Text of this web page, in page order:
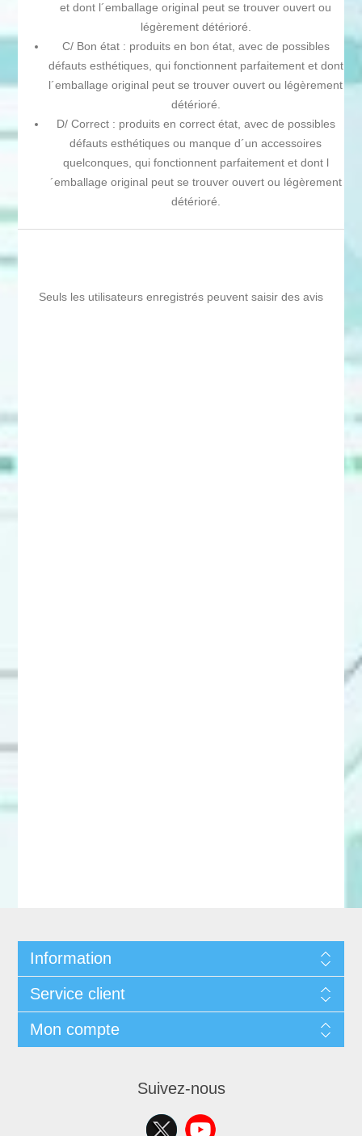
et dont l´emballage original peut se trouver ouvert ou
légèrement détérioré.
C/ Bon état : produits en bon état, avec de possibles
défauts esthétiques, qui fonctionnent parfaitement et dont
l´emballage original peut se trouver ouvert ou légèrement
détérioré.
D/ Correct : produits en correct état, avec de possibles
défauts esthétiques ou manque d´un accessoires
quelconques, qui fonctionnent parfaitement et dont l
´emballage original peut se trouver ouvert ou légèrement
détérioré.
Seuls les utilisateurs enregistrés peuvent saisir des avis
Information
Service client
Mon compte
Suivez-nous